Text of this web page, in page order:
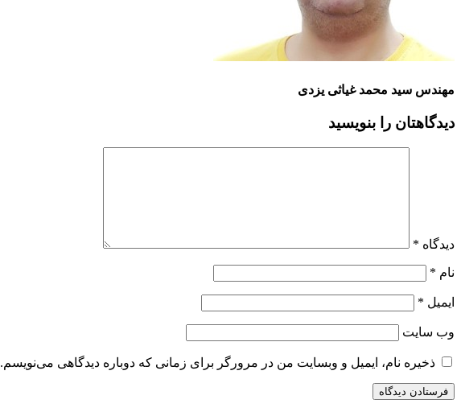
مهندس سید محمد غیاثی یزدی
دیدگاهتان را بنویسید
دیدگاه *
نام *
ایمیل *
وب‌ سایت
ذخیره نام، ایمیل و وبسایت من در مرورگر برای زمانی که دوباره دیدگاهی می‌نویسم.